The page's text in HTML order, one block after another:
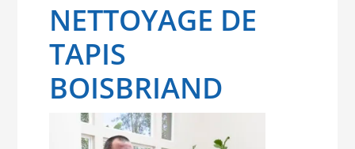
NETTOYAGE DE
TAPIS
BOISBRIAND